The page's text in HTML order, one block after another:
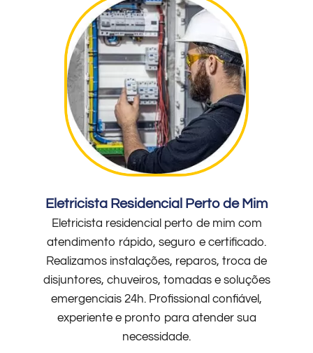
Eletricista Residencial Perto de Mim
Eletricista residencial perto de mim com
atendimento rápido, seguro e certificado.
Realizamos instalações, reparos, troca de
disjuntores, chuveiros, tomadas e soluções
emergenciais 24h. Profissional confiável,
experiente e pronto para atender sua
necessidade.